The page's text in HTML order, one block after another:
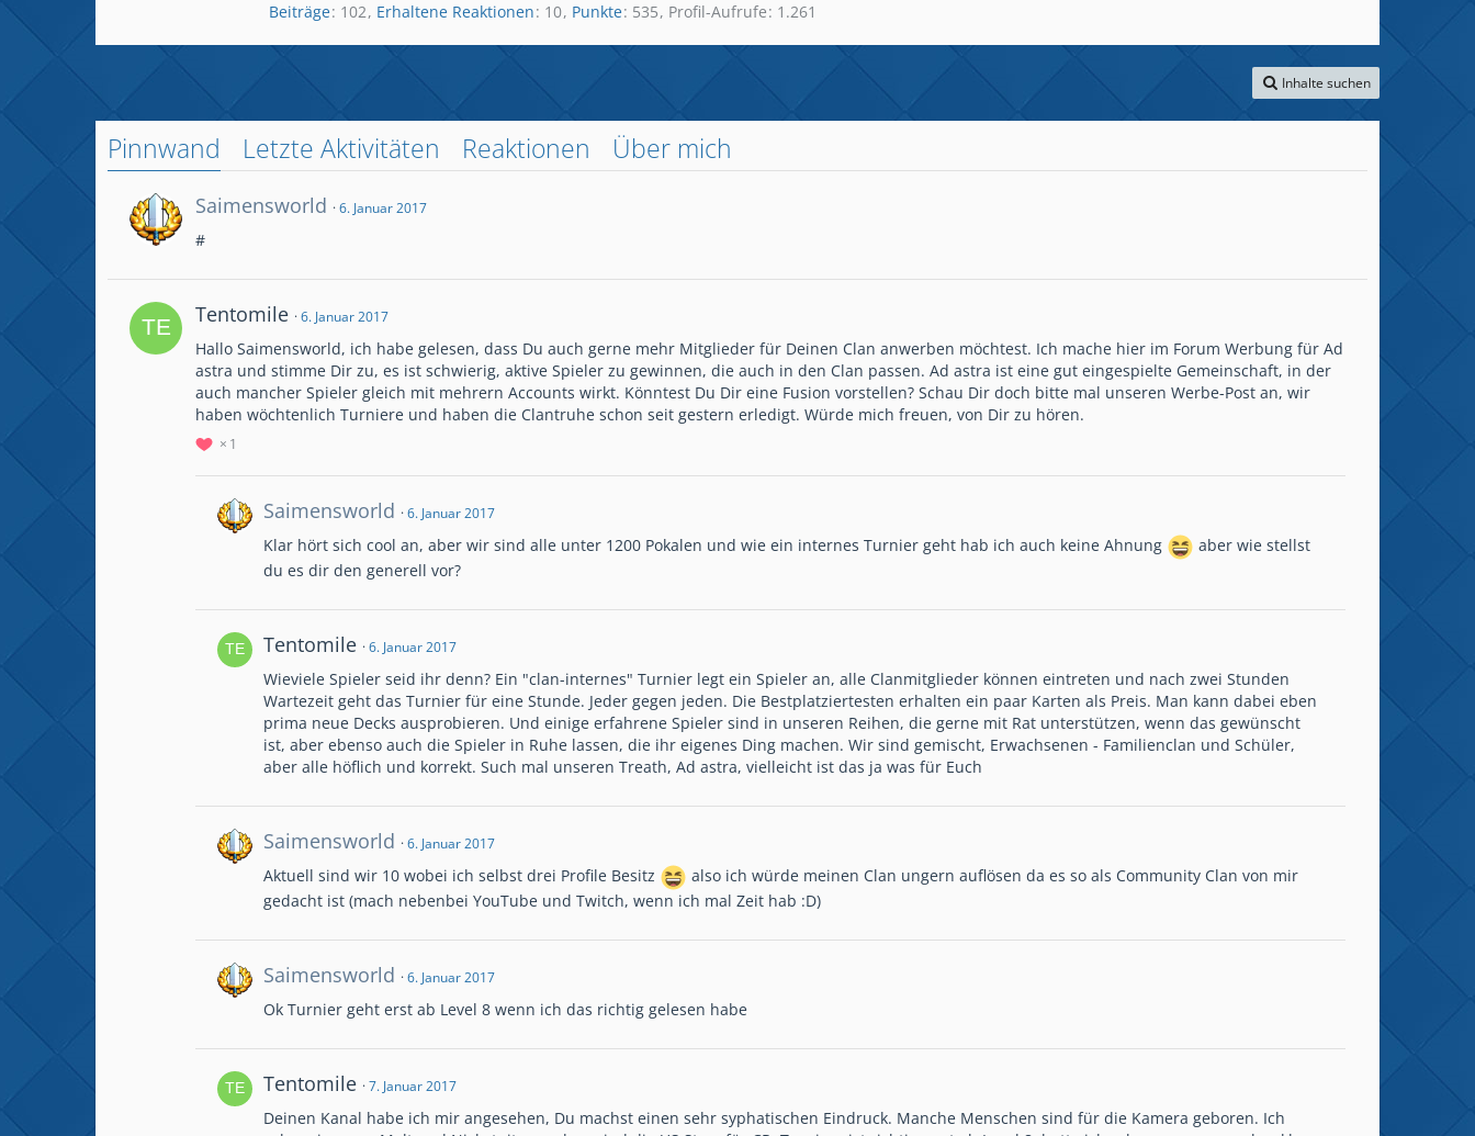
Beiträge 102 Erhaltene Reaktionen 10 Punkte 535 Profil-Aufrufe 1.261
Inhalte suchen
Pinnwand Letzte Aktivitäten Reaktionen Über mich
Saimensworld 6. Januar 2017
#
Tentomile 6. Januar 2017
Hallo Saimensworld, ich habe gelesen, dass Du auch gerne mehr Mitglieder für Deinen Clan anwerben möchtest. Ich mache hier im Forum Werbung für Ad
astra und stimme Dir zu, es ist schwierig, aktive Spieler zu gewinnen, die auch in den Clan passen. Ad astra ist eine gut eingespielte Gemeinschaft, in der
auch mancher Spieler gleich mit mehrern Accounts wirkt. Könntest Du Dir eine Fusion vorstellen? Schau Dir doch bitte mal unseren Werbe-Post an, wir
haben wöchtenlich Turniere und haben die Clantruhe schon seit gestern erledigt. Würde mich freuen, von Dir zu hören.
1
Saimensworld 6. Januar 2017
Klar hört sich cool an, aber wir sind alle unter 1200 Pokalen und wie ein internes Turnier geht hab ich auch keine Ahnung
aber wie stellst
du es dir den generell vor?
Tentomile 6. Januar 2017
Wieviele Spieler seid ihr denn? Ein "clan-internes" Turnier legt ein Spieler an, alle Clanmitglieder können eintreten und nach zwei Stunden
Wartezeit geht das Turnier für eine Stunde. Jeder gegen jeden. Die Bestplatziertesten erhalten ein paar Karten als Preis. Man kann dabei eben
prima neue Decks ausprobieren. Und einige erfahrene Spieler sind in unseren Reihen, die gerne mit Rat unterstützen, wenn das gewünscht
ist, aber ebenso auch die Spieler in Ruhe lassen, die ihr eigenes Ding machen. Wir sind gemischt, Erwachsenen - Familienclan und Schüler,
aber alle höflich und korrekt. Such mal unseren Treath, Ad astra, vielleicht ist das ja was für Euch
Saimensworld 6. Januar 2017
Aktuell sind wir 10 wobei ich selbst drei Profile Besitz
also ich würde meinen Clan ungern auflösen da es so als Community Clan von mir
gedacht ist (mach nebenbei YouTube und Twitch, wenn ich mal Zeit hab :D)
Saimensworld 6. Januar 2017
Ok Turnier geht erst ab Level 8 wenn ich das richtig gelesen habe
Tentomile 7. Januar 2017
Deinen Kanal habe ich mir angesehen, Du machst einen sehr syphatischen Eindruck. Manche Menschen sind für die Kamera geboren. Ich